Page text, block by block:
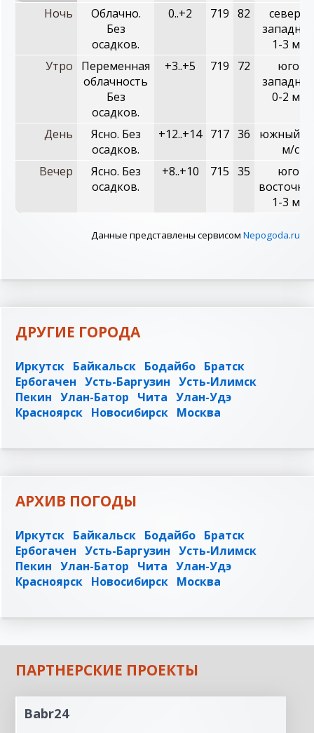
Ночь
Облачно.
Без
осадков.
0..+2 719 82
северо-
1-3 м/с
Утро
Переменная
облачность
Без
осадков.
+3..+5 719 72
юго-
0-2 м/с
День
Ясно. Без
осадков.
+12..+14 717 36
южный,
м/с
Вечер
Ясно. Без
осадков.
+8..+10 715 35
юго-
1-3 м/с
Данные представлены сервисом Nepogoda.ru
ДРУГИЕ ГОРОДА
Иркутск Байкальск Бодайбо Братск
Ербогачен Усть-Баргузин Усть-Илимск
Пекин Улан-Батор Чита Улан-Удэ
Красноярск Новосибирск Москва
АРХИВ ПОГОДЫ
Иркутск Байкальск Бодайбо Братск
Ербогачен Усть-Баргузин Усть-Илимск
Пекин Улан-Батор Чита Улан-Удэ
Красноярск Новосибирск Москва
ПАРТНЕРСКИЕ ПРОЕКТЫ
Babr24